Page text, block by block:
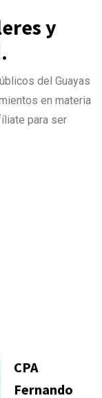
y
del Guayas
en materia
para ser
CPA
Fernando